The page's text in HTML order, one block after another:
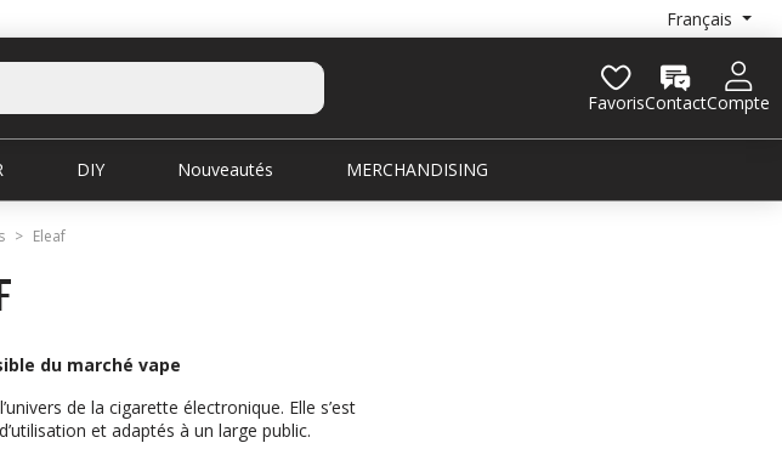
Français
ContactCompte
Favoris
DIY Nouveautés MERCHANDISING
Eleaf
du marché vape
de la cigarette électronique. Elle s’est
et adaptés à un large public.